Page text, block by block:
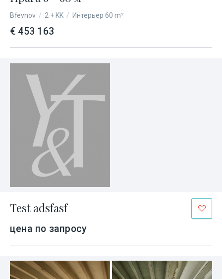
Břevnov / 2 + KK / Интерьер 60 m²
€ 453 163
Test adsfasf
цена по запросу